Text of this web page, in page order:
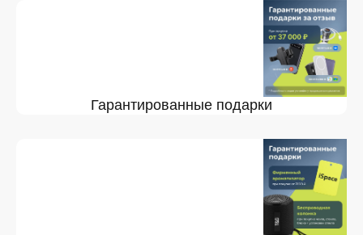
Гарантированные подарки